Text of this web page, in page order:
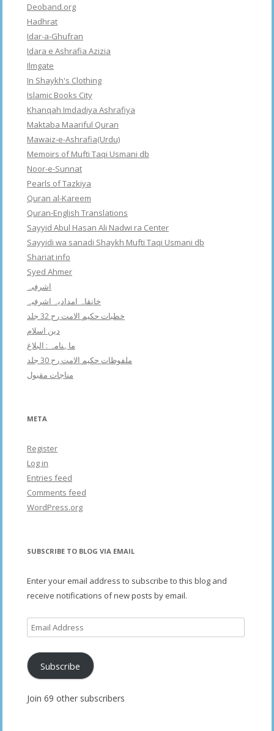
Deoband.org
Hadhrat
Idar-a-Ghufran
Idara e Ashrafia Azizia
Ilmgate
In Shaykh's Clothing
Islamic Books City
Khanqah Imdadiya Ashrafiya
Maktaba Maariful Quran
Mawaiz-e-Ashrafia(Urdu)
Memoirs of Mufti Taqi Usmani db
Noor-e-Sunnat
Pearls of Tazkiya
Quran al-Kareem
Quran-English Translations
Sayyid Abul Hasan Ali Nadwi ra Center
Sayyidi wa sanadi Shaykh Mufti Taqi Usmani db
Shariat info
Syed Ahmer
اشرفبہ
خانقاہ امدادیہ اشرفیہ
خطبات حکیم الامت رح 32 جلد
دین اسلام
ماہنامہ : البلاغ
ملفوظات حکیم الامت رح 30 جلد
مناجات مقبول
META
Register
Log in
Entries feed
Comments feed
WordPress.org
SUBSCRIBE TO BLOG VIA EMAIL
Enter your email address to subscribe to this blog and
receive notifications of new posts by email.
Email
Address
Subscribe
Join 69 other subscribers